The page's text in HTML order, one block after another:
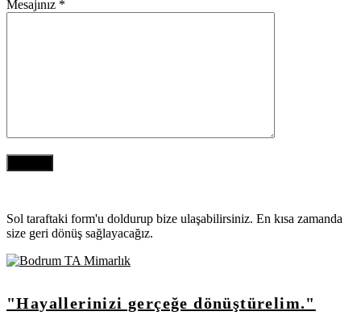
Mesajınız *
Sol taraftaki form'u doldurup bize ulaşabilirsiniz. En kısa zamanda
size geri dönüş sağlayacağız.
"Hayallerinizi gerçeğe dönüştürelim."